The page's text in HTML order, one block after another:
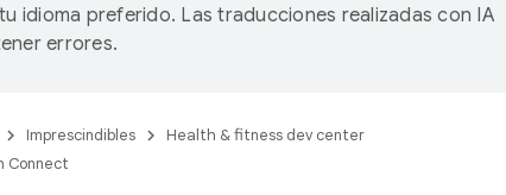
idioma preferido. Las traducciones realizadas con IA
errores.
Imprescindibles
Health & fitness dev center
Connect